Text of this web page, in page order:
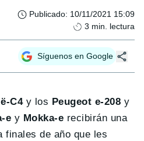
Publicado: 10/11/2021 15:09
3 min. lectura
Síguenos en Google
C4y los Peugeot e-208 y
e y Mokka-e recibirán una
finales de año que les